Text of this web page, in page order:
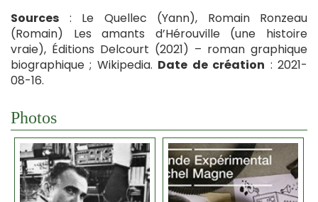
Sources : Le Quellec (Yann), Romain Ronzeau
(Romain) Les amants d’Hérouville (une histoire
vraie), Éditions Delcourt (2021) – roman graphique
biographique ; Wikipedia. Date de création : 2021-
08-16.
Photos